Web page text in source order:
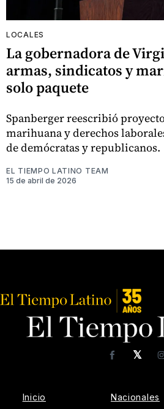
LOCALES
La gobernadora de
armas, sindicatos y
solo paquete
Spanberger reescribió
marihuana y derechos
de demócratas y republicanos.
EL TIEMPO LATINO TEAM
15 de abril de 2026
𝕏
Facebook
Inicio Nacionales